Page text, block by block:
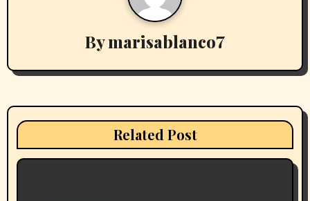
g
a
Bymarisablanco7
Related Post